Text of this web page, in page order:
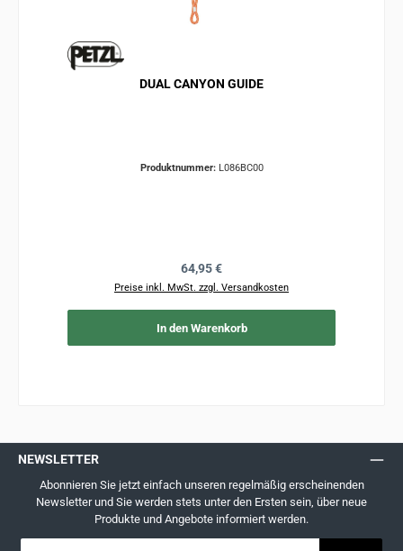
DUAL CANYON GUIDE
Produktnummer: L086BC00
Regulärer Preis:
64,95 €
Preise inkl. MwSt. zzgl. Versandkosten
In den Warenkorb
NEWSLETTER
Abonnieren Sie jetzt einfach unseren regelmäßig erscheinenden
Newsletter und Sie werden stets unter den Ersten sein, über neue
Produkte und Angebote informiert werden.